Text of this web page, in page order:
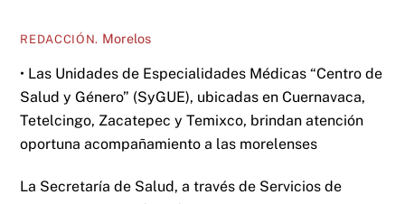
REDACCIÓN. Morelos
• Las Unidades de Especialidades Médicas “Centro de
Salud y Género” (SyGUE), ubicadas en Cuernavaca,
Tetelcingo, Zacatepec y Temixco, brindan atención
oportuna acompañamiento a las morelenses
La Secretaría de Salud, a través de Servicios de